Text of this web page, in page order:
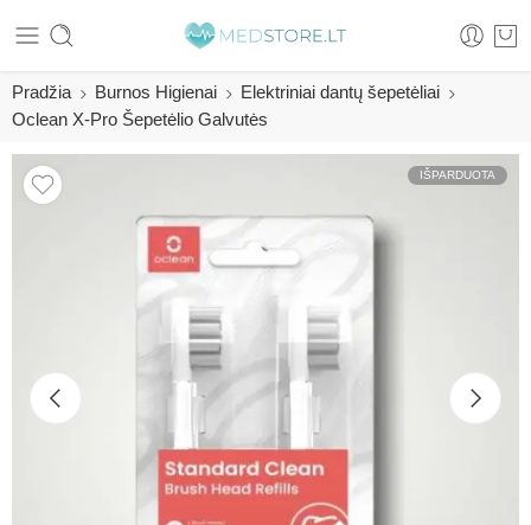
Pradžia Burnos Higienai
Elektriniai dantų šepetėliai
Oclean X-Pro Šepetėlio Galvutės
IŠPARDUOTA